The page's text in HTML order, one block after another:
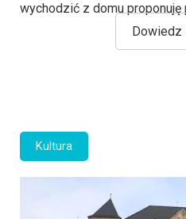
wychodzić z domu proponuję
Dowiedz
Kultura